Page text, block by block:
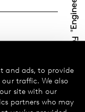
and ads, to provide
traffic. We also
site with our
partners who may